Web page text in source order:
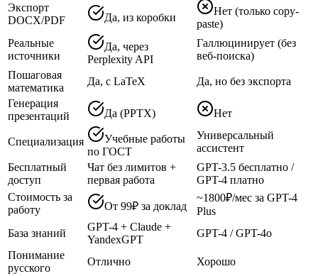
Экспорт
DOCX/PDF
Да, из коробки
Нет (только copy-
paste)
Реальные
источники
Да, через
Perplexity API
Галлюцинирует (без
веб-поиска)
Пошаговая
математика
Да, с LaTeX
Да, но без экспорта
Генерация
презентаций
Да (PPTX) Нет
Специализация
Учебные работы
по ГОСТ
Универсальный
ассистент
Бесплатный
доступ
Чат без лимитов +
первая работа
GPT-3.5 бесплатно /
GPT-4 платно
Стоимость за
работу
От 99₽ за доклад
~1800₽/мес за GPT-4
Plus
База знаний
GPT-4 + Claude +
YandexGPT
GPT-4 / GPT-4o
Понимание
русского
Отлично
Хорошо